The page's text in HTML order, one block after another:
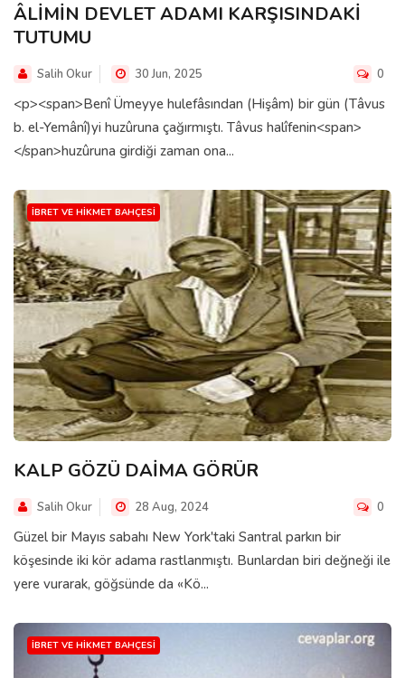
ÂLİMİN DEVLET ADAMI KARŞISINDAKİ
TUTUMU
Salih Okur 30 Jun, 2025 0
<p><span>Benî Ümeyye hulefâsından (Hişâm) bir gün (Tâvus
b. el-Yemânî)yi huzûruna çağırmıştı. Tâvus halîfenin<span>
</span>huzûruna girdiği zaman ona...
İBRET VE HIKMET BAHÇESI
KALP GÖZÜ DAİMA GÖRÜR
Salih Okur 28 Aug, 2024 0
Güzel bir Mayıs sabahı New York'taki Santral parkın bir
köşesinde iki kör adama rastlanmıştı. Bunlardan biri değneği ile
yere vurarak, göğsünde da «Kö...
İBRET VE HIKMET BAHÇESI